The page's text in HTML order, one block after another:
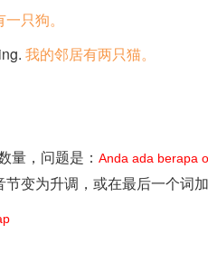
只狗。
我的邻居有两只猫。
量，问题是： Anda ada berapa
变为升调，或在最后一个词加